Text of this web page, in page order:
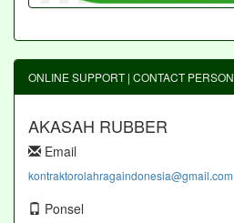
ONLINE SUPPORT | CONTACT PERSON
AKASAH RUBBER
Email
kontraktorolahragaindonesia@gmail.com
Ponsel